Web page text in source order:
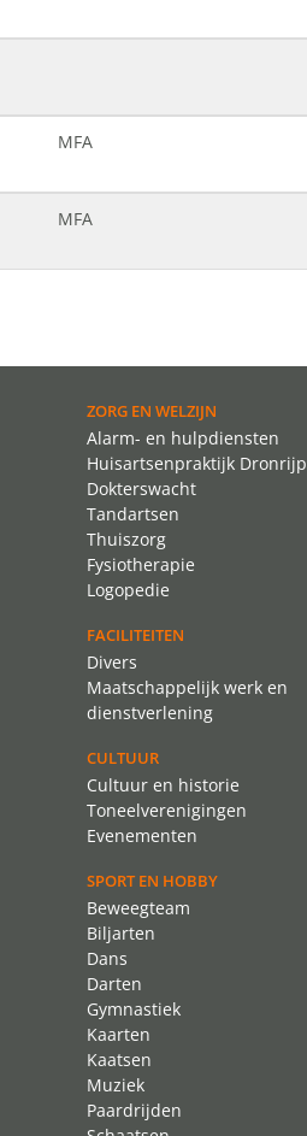
MFA
MFA
ZORG EN WELZIJN
Alarm- en hulpdiensten
Huisartsenpraktijk Dronrijp
Dokterswacht
Tandartsen
Thuiszorg
Fysiotherapie
Logopedie
FACILITEITEN
Divers
Maatschappelijk werk en
dienstverlening
CULTUUR
Cultuur en historie
Toneelverenigingen
Evenementen
SPORT EN HOBBY
Beweegteam
Biljarten
Dans
Darten
Gymnastiek
Kaarten
Kaatsen
Muziek
Paardrijden